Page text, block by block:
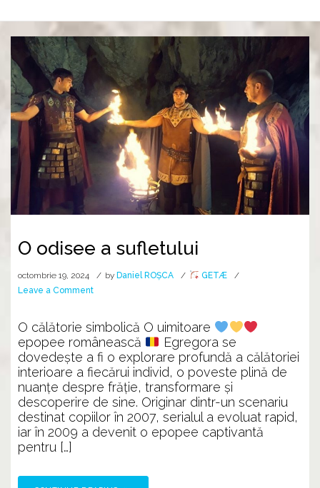
O odisee a sufletului
octombrie 19, 2024 by Daniel ROȘCA
GETÆ
Leave a Commenton
odisee
a
sufletului
O călătorie simbolică O uimitoare
epopee românească
Egregora se
dovedește a fi o explorare profundă a călătoriei
interioare a fiecărui individ, o poveste plină de
nuanțe despre frăție, transformare și
descoperire de sine. Originar dintr-un scenariu
destinat copiilor în 2007, serialul a evoluat rapid,
iar în 2009 a devenit o epopee captivantă
pentru […]